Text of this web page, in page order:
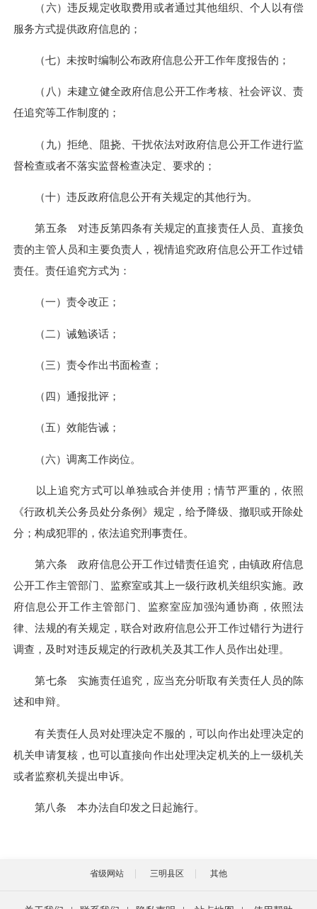
（六）违反规定收取费用或者通过其他组织、个人以有偿
服务方式提供政府信息的；
（七）未按时编制公布政府信息公开工作年度报告的；
（八）未建立健全政府信息公开工作考核、社会评议、责
任追究等工作制度的；
（九）拒绝、阻挠、干扰依法对政府信息公开工作进行监
督检查或者不落实监督检查决定、要求的；
（十）违反政府信息公开有关规定的其他行为。
第五条 对违反第四条有关规定的直接责任人员、直接负
责的主管人员和主要负责人，视情追究政府信息公开工作过错
责任。责任追究方式为：
（一）责令改正；
（二）诫勉谈话；
（三）责令作出书面检查；
（四）通报批评；
（五）效能告诫；
（六）调离工作岗位。
以上追究方式可以单独或合并使用；情节严重的，依照
《行政机关公务员处分条例》规定，给予降级、撤职或开除处
分；构成犯罪的，依法追究刑事责任。
第六条 政府信息公开工作过错责任追究，由镇政府信息
公开工作主管部门、监察室或其上一级行政机关组织实施。政
府信息公开工作主管部门、监察室应加强沟通协商，依照法
律、法规的有关规定，联合对政府信息公开工作过错行为进行
调查，及时对违反规定的行政机关及其工作人员作出处理。
第七条 实施责任追究，应当充分听取有关责任人员的陈
述和申辩。
有关责任人员对处理决定不服的，可以向作出处理决定的
机关申请复核，也可以直接向作出处理决定机关的上一级机关
或者监察机关提出申诉。
第八条 本办法自印发之日起施行。
省级网站 三明县区 其他